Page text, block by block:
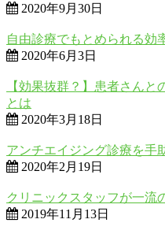
2020年9月30日
自由診療でもとめられる効
2020年6月3日
【効果抜群？】患者さん
とは
2020年3月18日
アンチエイジング診療を手
2020年2月19日
クリニックスタッフが一流
2019年11月13日